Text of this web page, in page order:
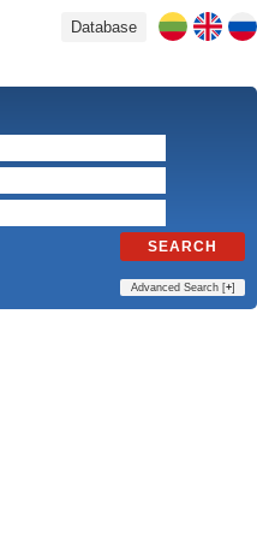
Database
SEARCH
Advanced Search [+]